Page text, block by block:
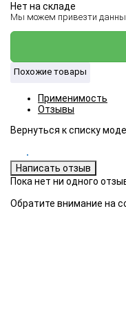
Нет на складе
Мы можем привезти
Похожие товары
Применимость
Отзывы
Пока нет ни одного
Обратите внимание на